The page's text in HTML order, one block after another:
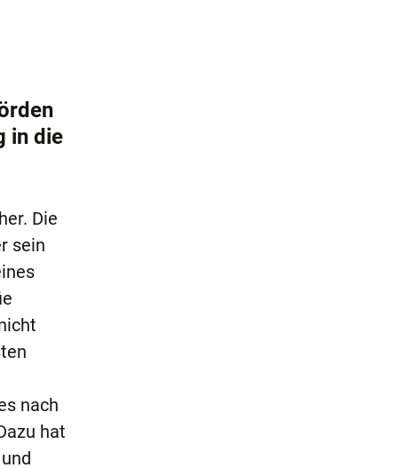
in die
Die
sein
nach
hat